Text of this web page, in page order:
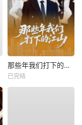
那些年我们打下的江山
已完结